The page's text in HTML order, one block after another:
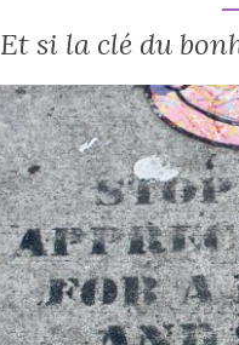
Et si la clé du